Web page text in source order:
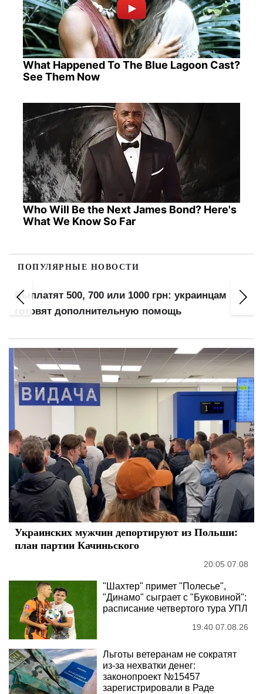
What Happened To The Blue Lagoon Cast?
See Them Now
Who Will Be the Next James Bond? Here's
What We Know So Far
ПОПУЛЯРНЫЕ НОВОСТИ
Перед мобилизацией проверьте это: как
защитить деньги, имущество и семью от
проблем
Украинских мужчин депортируют из Польши:
план партии Качиньского
20:05 07.08
"Шахтер" примет "Полесье",
"Динамо" сыграет с "Буковиной":
расписание четвертого тура УПЛ
19:40 07.08.26
Льготы ветеранам не сократят
из-за нехватки денег:
законопроект №15457
зарегистрировали в Раде